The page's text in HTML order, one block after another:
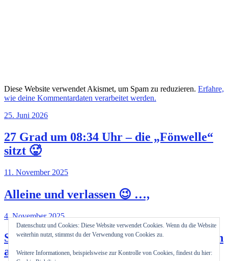
Diese Website verwendet Akismet, um Spam zu reduzieren. Erfahre,
wie deine Kommentardaten verarbeitet werden.
25. Juni 2026
27 Grad um 08:34 Uhr – die „Fönwelle“
sitzt 🥵
11. November 2025
Alleine und verlassen 😉 …,
4. November 2025
So unterschiedlich können Präsentationen
auf der EICMA 2025 in Italien sein!?
Datenschutz und Cookies: Diese Website verwendet Cookies. Wenn du die Website
weiterhin nutzt, stimmst du der Verwendung von Cookies zu.
Weitere Informationen, beispielsweise zur Kontrolle von Cookies, findest du hier: